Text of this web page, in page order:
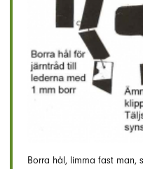
Borra hål, limma fast man,